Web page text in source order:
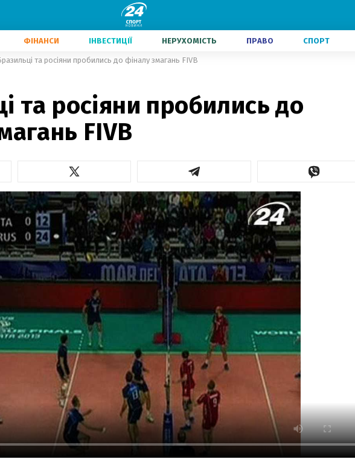
ФІНАНСИ ІНВЕСТИЦІЇ НЕРУХОМІСТЬ ПРАВО СПОРТ
та росіяни пробились до фіналу змагань FIVB
та росіяни пробились до
FIVB